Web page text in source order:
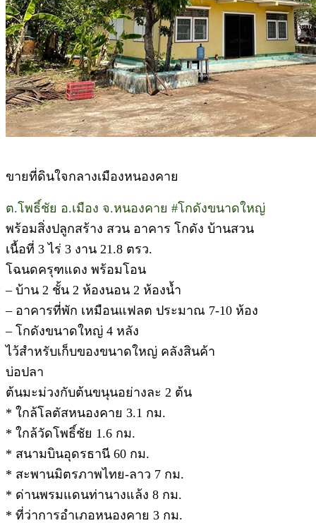
ขายที่ดินใจกลางเมืองหนองคาย
ต.โพธิ์ชัย อ.เมือง จ.หนองคาย #โกดังขนาดใหญ่
พร้อมสิ่งปลูกสร้าง สวน อาคาร โกดัง บ้านสวน
เนื้อที่ 3 ไร่ 3 งาน 21.8 ตรว.
โฉนดครุฑแดง พร้อมโอน
– บ้าน 2 ชั้น 2 ห้องนอน 2 ห้องน้ำ
– อาคารที่พัก เหมือนแฟลต ประมาณ 7-10 ห้อง
– โกดังขนาดใหญ่ 4 หลัง
ไว้สำหรับเก็บของขนาดใหญ่ คลังสินค้า
บ่อปลา
ต้นมะม่วงกับต้นขนุนอย่างละ 2 ต้น
* ใกล้โลตัสหนองคาย 3.1 กม.
* ใกล้วัดโพธิ์ชัย 1.6 กม.
* สนามบินอุดรธานี 60 กม.
* สะพานมิตรภาพไทย-ลาว 7 กม.
* ด่านพรมแดนท่านางแล้ง 8 กม.
* ที่ว่าการอำเภอหนองคาย 3 กม.